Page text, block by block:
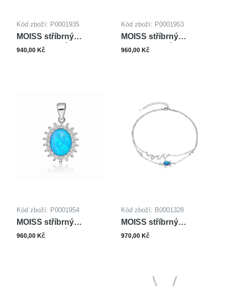
Kód zboží: P0001935
MOISS stříbrný
přívěsek OPÁL
940,00 Kč
Kód zboží: P0001953
MOISS stříbrný
přívěsek OPÁL
960,00 Kč
Kód zboží: P0001954
MOISS stříbrný
přívěsek OPÁL
960,00 Kč
Kód zboží: B0001328
MOISS stříbrný
náramek na nohu
970,00 Kč